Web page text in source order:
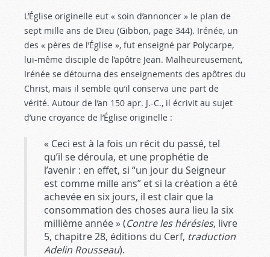
L’Église originelle eut « soin d’annoncer » le plan de
sept mille ans de Dieu (Gibbon, page 344). Irénée, un
des « pères de l’Église », fut enseigné par Polycarpe,
lui-même disciple de l’apôtre Jean. Malheureusement,
Irénée se détourna des enseignements des apôtres du
Christ, mais il semble qu’il conserva une part de
vérité. Autour de l’an 150 apr. J.-C., il écrivit au sujet
d’une croyance de l’Église originelle :
« Ceci est à la fois un récit du passé, tel
qu’il se déroula, et une prophétie de
l’avenir : en effet, si “un jour du Seigneur
est comme mille ans” et si la création a été
achevée en six jours, il est clair que la
consommation des choses aura lieu la six
millième année » (Contre les hérésies, livre
5, chapitre 28, éditions du Cerf, traduction
Adelin Rousseau).